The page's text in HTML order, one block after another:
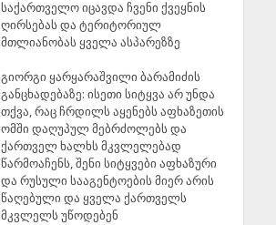
საქართველო იცავდა ჩვენი ქვეყნის
ღირსებას და ტერიტორიულ
მთლიანობას ყველა ასპარეზზე
გიორგი ყარყარაშვილი ბარამიძის
განცხადებაზე: ისეთი სიტყვა არ უნდა
თქვა, რაც ჩრდილს აყენებს აფხაზეთის
ომში დაღუპულ მებრძოლებს და
ქართველ ხალხს მკვლელებად
წარმოაჩენს, შენი სიტყვები აფხაზური
და რუსული სააგენტოების მიერ არის
წაღებული და ყველა ქართველს
მკვლელს უწოდებენ